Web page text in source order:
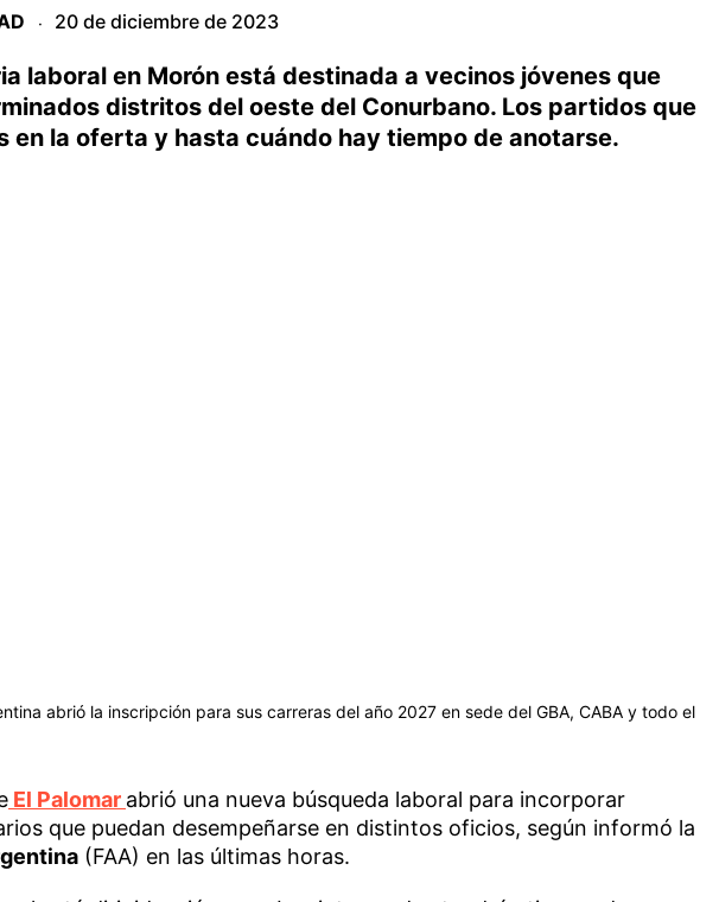
· 20 de diciembre de 2023
laboral en Morón está destinada a vecinos jóvenes que
distritos del oeste del Conurbano. Los partidos que
en la oferta y hasta cuándo hay tiempo de anotarse.
abrió la inscripción para sus carreras del año 2027 en sede del GBA, CABA y todo el
El Palomar abrió una nueva búsqueda laboral para incorporar
que puedan desempeñarse en distintos oficios, según informó la
(FAA) en las últimas horas.